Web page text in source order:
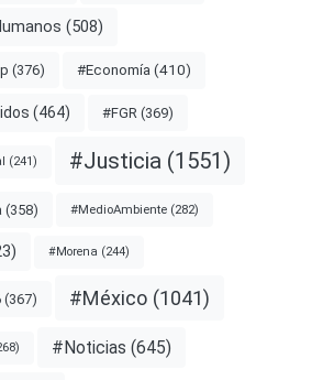
(508)
(376) #Economía (410)
(464) #FGR (369)
(241) #Justicia (1551)
(358) #MedioAmbiente (282)
#Morena (244)
(367) #México (1041)
#Noticias (645)